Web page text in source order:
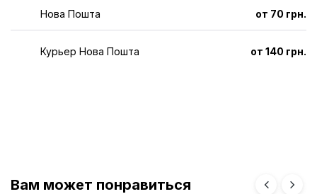
Нова Пошта от 70 грн.
Курьер Нова Пошта от 140 грн.
Вам может понравиться